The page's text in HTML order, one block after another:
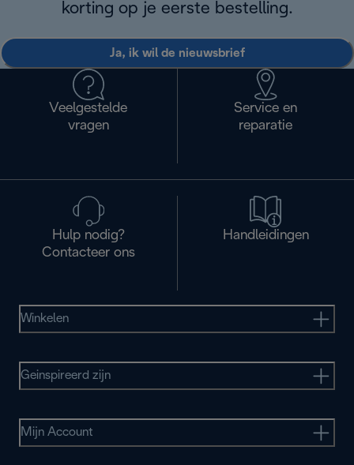
korting op je eerste bestelling.
Ja, ik wil de nieuwsbrief
Veelgestelde
vragen
Service en
reparatie
Hulp nodig?
Contacteer ons
Handleidingen
Winkelen
Geinspireerd zijn
Mijn Account